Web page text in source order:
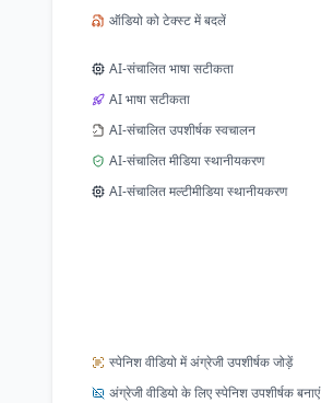
ऑडियो को टेक्स्ट में बदलें
AI-संचालित भाषा सटीकता
AI भाषा सटीकता
AI-संचालित उपशीर्षक स्वचालन
AI-संचालित मीडिया स्थानीयकरण
AI-संचालित मल्टीमीडिया स्थानीयकरण
स्पेनिश वीडियो में अंग्रेजी उपशीर्षक जोड़ें
अंग्रेजी वीडियो के लिए स्पेनिश उपशीर्षक बनाएं